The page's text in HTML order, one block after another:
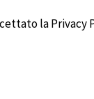
la Privacy